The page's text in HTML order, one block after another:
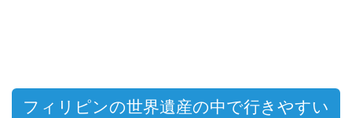
フィリピンの世界遺産の中で行きやすい